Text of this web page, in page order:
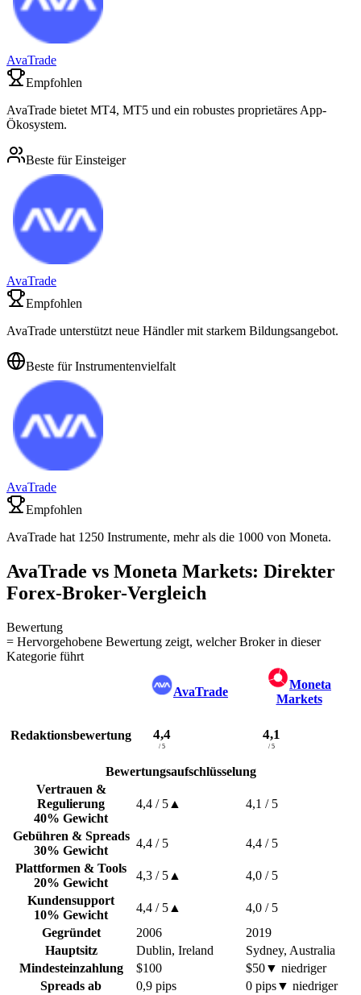
AvaTrade
Empfohlen
AvaTrade bietet MT4, MT5 und ein robustes proprietäres App-
Ökosystem.
Beste für Einsteiger
AvaTrade
Empfohlen
AvaTrade unterstützt neue Händler mit starkem Bildungsangebot.
Beste für Instrumentenvielfalt
AvaTrade
Empfohlen
AvaTrade hat 1250 Instrumente, mehr als die 1000 von Moneta.
AvaTrade vs Moneta Markets: Direkter
Forex-Broker-Vergleich
Bewertung
= Hervorgehobene Bewertung zeigt, welcher Broker in dieser
Kategorie führt
AvaTrade
Moneta
Markets
Redaktionsbewertung 4,4
/ 5
4,1
/ 5
Bewertungsaufschlüsselung
Vertrauen &
Regulierung
40% Gewicht
4,4 / 5 ▲ 4,1 / 5
Gebühren & Spreads
30% Gewicht
4,4 / 5 4,4 / 5
Plattformen & Tools
20% Gewicht
4,3 / 5 ▲ 4,0 / 5
Kundensupport
10% Gewicht
4,4 / 5 ▲ 4,0 / 5
Gegründet
2006
2019
Hauptsitz
Dublin, Ireland
Sydney, Australia
Mindesteinzahlung
$100 $50▼ niedriger
Spreads ab
0,9 pips 0 pips▼ niedriger